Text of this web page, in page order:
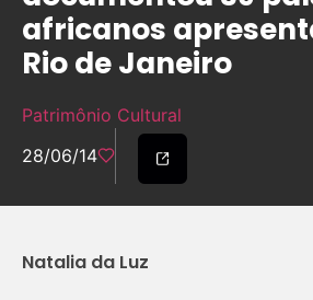
africanos
Rio de Janeiro
Patrimônio Cultural
28/06/14
Natalia da Luz